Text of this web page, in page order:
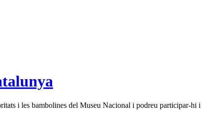
i les bambolines del Museu Nacional i podreu participar-hi